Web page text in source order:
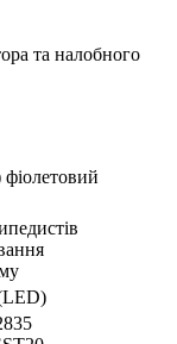
та налобного